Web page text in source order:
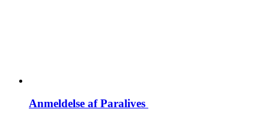
Anmeldelse af Paralives